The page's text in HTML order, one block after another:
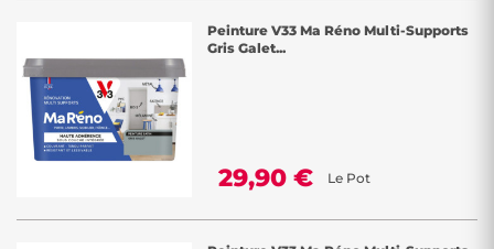
Peinture V33 Ma Réno Multi-Supports
Gris Galet...
29,90 € Le Pot